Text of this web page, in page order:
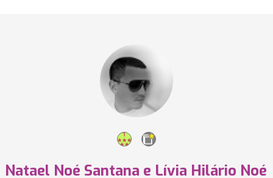
Natael Noé Santana e Lívia Hilário Noé